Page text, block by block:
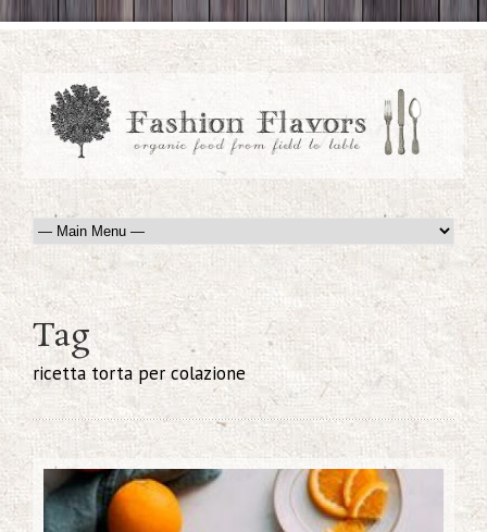
Tag
ricetta torta per colazione